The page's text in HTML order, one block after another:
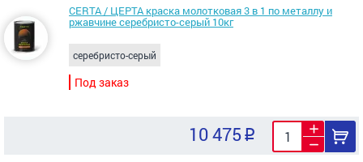
CERTA / ЦЕРТА краска молотковая 3 в 1 по металлу и
ржавчине серебристо-серый 10кг
серебристо-серый
Под заказ
10 475